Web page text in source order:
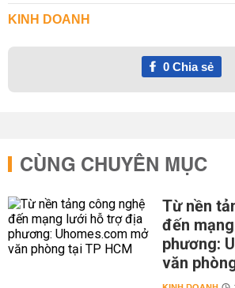
KINH DOANH
0Chia sẻ
CÙNG CHUYÊN MỤC
Từ nền
đến
phương:
văn